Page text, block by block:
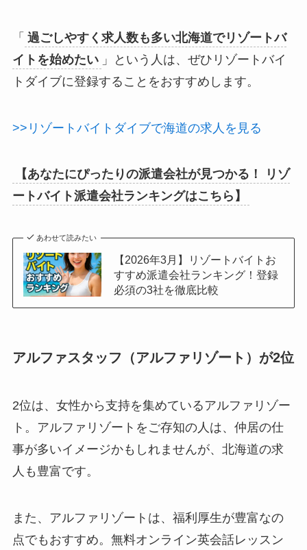
「 過ごしやすく求人数も多い北海道でリゾートバ
イトを始めたい 」という人は、ぜひリゾートバイ
トダイブに登録することをおすすめします。
>>リゾートバイトダイブで海道の求人を見る
【あなたにぴったりの派遣会社が見つかる！ リゾ
ートバイト派遣会社ランキングはこちら】
あわせて読みたい
【2026年3月】リゾートバイトお
すすめ派遣会社ランキング！登録
必須の3社を徹底比較
アルファスタッフ（アルファリゾート）が2位
2位は、女性から支持を集めているアルファリゾー
ト。アルファリゾートをご存知の人は、仲居の仕
事が多いイメージかもしれませんが、北海道の求
人も豊富です。
また、アルファリゾートは、福利厚生が豊富なの
点でもおすすめ。無料オンライン英会話レッスン